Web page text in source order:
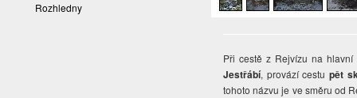
Rozhledny
Při cestě z Rejvízu na
Jestřábí, provází cestupět
tohoto názvu je ve směru od